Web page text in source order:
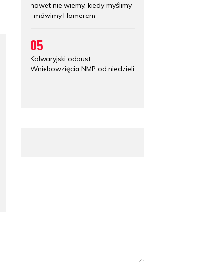
nawet nie wiemy, kiedy myślimy
i mówimy Homerem
05
Kalwaryjski odpust
Wniebowzięcia NMP od niedzieli